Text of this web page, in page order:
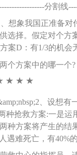
分割线
、想象我国正准备对
选择。假定对个方
案D：有1/3的机会
个方案中的哪一个?
★ ★ ★ ★
、设想
种抢救方案:一是
种方案将产生的结
遇难死亡，有40%